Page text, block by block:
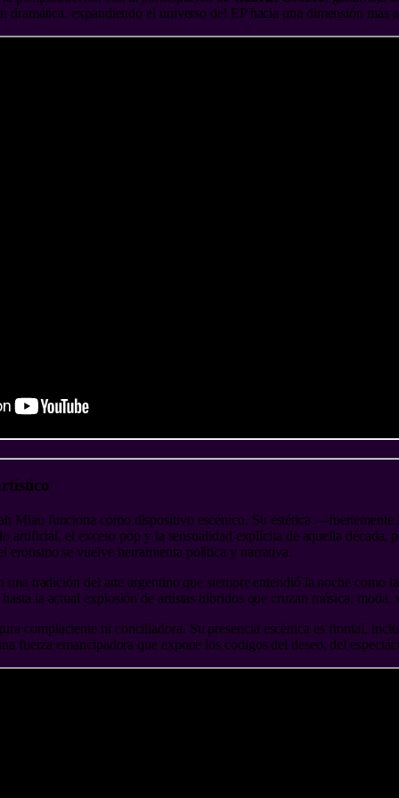
dramática, expandiendo el universo del EP hacia una dimensión más
Miau funciona como dispositivo escénico. Su estética
artificial, el exceso pop y la sensualidad explícita de aquella década,
erotismo se vuelve herramienta política y narrativa.
una tradición del arte argentino que siempre entendió la noche como
la actual explosión de artistas híbridos que cruzan música, moda,
complaciente ni conciliadora. Su presencia escénica es frontal,
fuerza emancipadora que expone los códigos del deseo, del